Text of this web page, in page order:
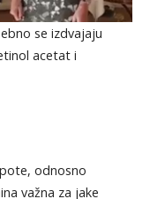
se izdvajaju
acetat i
odnosno
važna za jake